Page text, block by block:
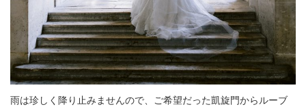
雨は珍しく降り止みませんので、ご希望だった凱旋門からルーブ